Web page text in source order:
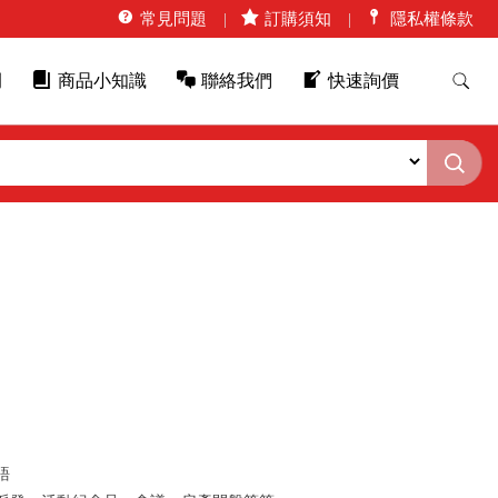
常見問題 訂購須知 隱私權條款
商品小知識 聯絡我們 快速詢價